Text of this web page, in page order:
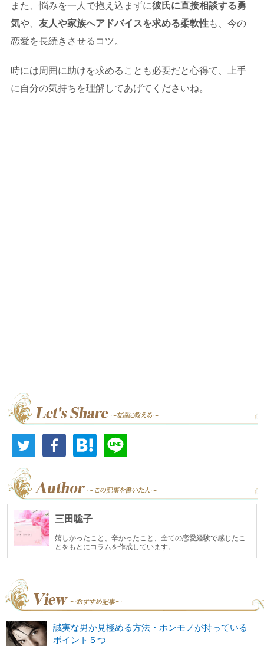
また、悩みを一人で抱え込まずに彼氏に直接相談する勇
気や、 友人や家族へアドバイスを求める柔軟性も、今の
恋愛を長続きさせるコツ。
時には周囲に助けを求めることも必要だと心得て、上手
に自分の気持ちを理解してあげてくださいね。
三田聡子
嬉しかったこと、辛かったこと、全ての恋愛経験で感じたこ
とをもとにコラムを作成しています。
誠実な男か見極める方法・ホンモノが持っている
ポイント５つ